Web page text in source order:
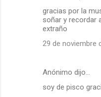
gracias por la
soñar y recordar
extraño
29 de noviembre
Anónimo dijo…
soy de pisco